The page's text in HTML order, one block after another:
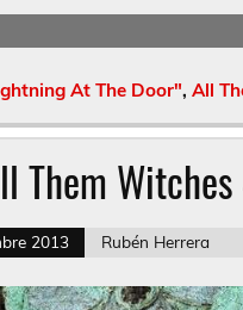
At The Door", All
Them
2013 Rubén Herrera